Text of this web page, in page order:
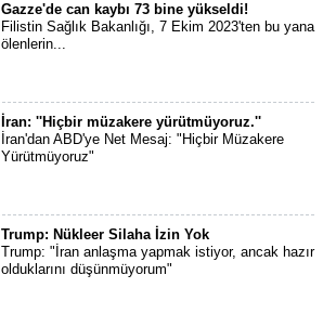
Gazze'de can kaybı 73 bine yükseldi!
Filistin Sağlık Bakanlığı, 7 Ekim 2023'ten bu yana
ölenlerin...
İran: ''Hiçbir müzakere yürütmüyoruz.''
İran'dan ABD'ye Net Mesaj: "Hiçbir Müzakere
Yürütmüyoruz"
Trump: Nükleer Silaha İzin Yok
Trump: "İran anlaşma yapmak istiyor, ancak hazır
olduklarını düşünmüyorum"